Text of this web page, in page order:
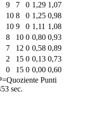
9 7 0 1,29 1,07
10 8 0 1,25 0,98
10 9 0 1,11 1,08
8 10 0 0,80 0,93
7 12 0 0,58 0,89
2 15 0 0,13 0,73
0 15 0 0,00 0,60
Punti
sec.